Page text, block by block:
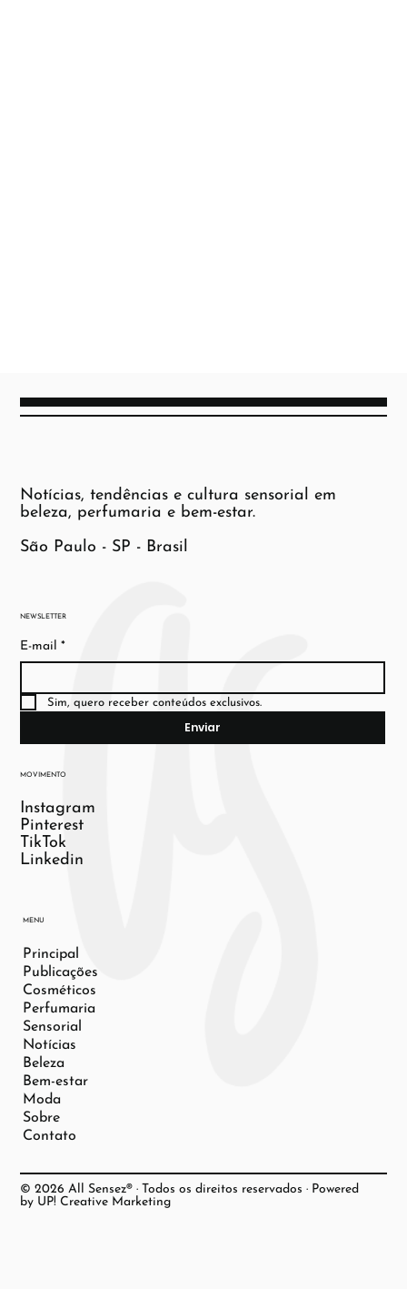
NEWSLETTER
E-mail *
Sim, quero receber conteúdos exclusivos.
Enviar
MOVIMENTO
Instagram
Pinterest
TikTok
Linkedin
MENU
Principal
Publicações
Cosméticos
Perfumaria
Sensorial
Notícias
Beleza
Bem-estar
Moda
Sobre
Contato
Notícias, tendências e cultura sensorial em
beleza, perfumaria e bem-estar.
São Paulo - SP - Brasil
© 2026 All Sensez® · Todos os direitos reservados · Powered
by UP! Creative Marketing